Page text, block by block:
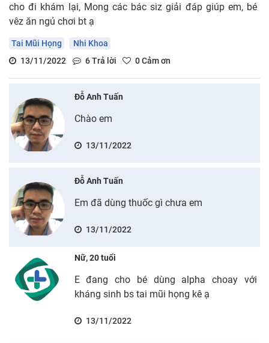
cho đi khám lại, Mong các bác siz giải đáp giúp em, bé
vêz ăn ngủ chơi bt ạ
Tai Mũi Họng
Nhi Khoa
13/11/2022
6Trả lời 0Cảm ơn
Đỗ Anh Tuấn
Chào em
13/11/2022
Đỗ Anh Tuấn
Em đã dùng thuốc gì chưa em
13/11/2022
Nữ, 20 tuổi
E đang cho bé dùng alpha choay với
kháng sinh bs tai mũi họng kê ạ
13/11/2022